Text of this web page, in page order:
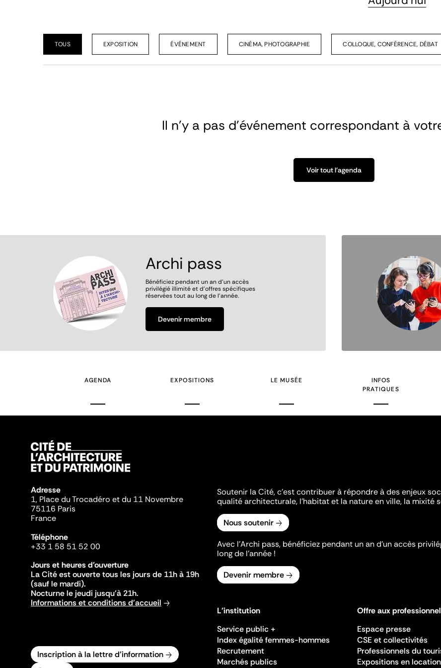
TOUS EXPOSITION ÉVÉNEMENT CINÉMA, PHOTOGRAPHIE COLLOQUE, CONFÉRENCE, DÉBAT
Il n’y a pas d’événement correspondant à
Voir tout l'agenda
Image Archi pass
Bénéficiez pendant un an d’un accès
privilégié illimité et d’offres spécifiques
réservées tout au long de l’année.
Devenir membre
Image
AGENDA EXPOSITIONS LE MUSÉE
INFOS
PRATIQUES
Adresse
1, Place du Trocadéro et du 11 Novembre
75116 Paris
France
Téléphone
+33 1 58 51 52 00
Jours et heures d'ouverture
La Cité est ouverte tous les jours de 11h à 19h
(sauf le mardi).
Nocturne le jeudi jusqu'à 21h.
Informations et conditions d'accueil
Inscription à la lettre d'information
Soutenir la Cité, c'est contribuer à répondre à des enjeux
qualité architecturale, l'habitat et la nature en ville, la mixité
Nous soutenir
Avec l’Archi pass, bénéficiez pendant un an d’un accès
long de l’année !
Devenir membre
L'institution
Service public +
Index égalité femmes-hommes
Recrutement
Marchés publics
Offre aux
Espace presse
CSE et collectivités
Professionnels du
Expositions en location